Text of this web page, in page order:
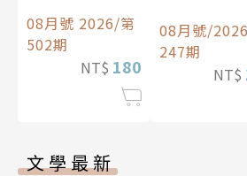
08月號 2026/第
502期
NT$ 180
08月號/
247期
NT$
文學最新